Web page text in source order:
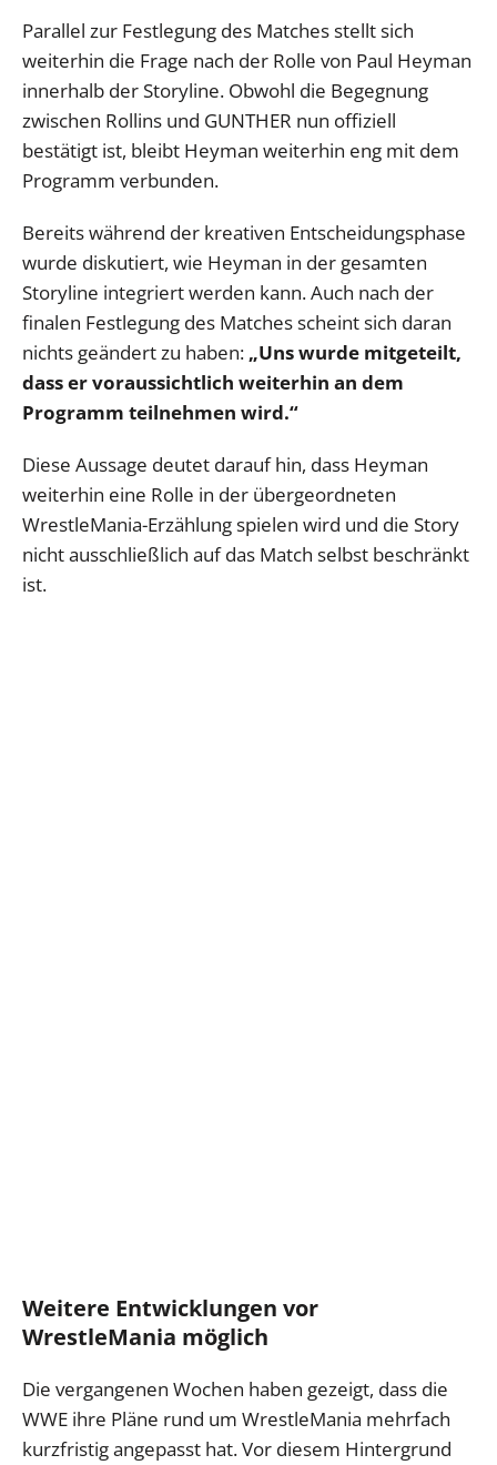
Parallel zur Festlegung des Matches stellt sich
weiterhin die Frage nach der Rolle von Paul Heyman
innerhalb der Storyline. Obwohl die Begegnung
zwischen Rollins und GUNTHER nun offiziell
bestätigt ist, bleibt Heyman weiterhin eng mit dem
Programm verbunden.
Bereits während der kreativen Entscheidungsphase
wurde diskutiert, wie Heyman in der gesamten
Storyline integriert werden kann. Auch nach der
finalen Festlegung des Matches scheint sich daran
nichts geändert zu haben: „Uns wurde mitgeteilt,
dass er voraussichtlich weiterhin an dem
Programm teilnehmen wird.“
Diese Aussage deutet darauf hin, dass Heyman
weiterhin eine Rolle in der übergeordneten
WrestleMania-Erzählung spielen wird und die Story
nicht ausschließlich auf das Match selbst beschränkt
ist.
Weitere Entwicklungen vor
WrestleMania möglich
Die vergangenen Wochen haben gezeigt, dass die
WWE ihre Pläne rund um WrestleMania mehrfach
kurzfristig angepasst hat. Vor diesem Hintergrund